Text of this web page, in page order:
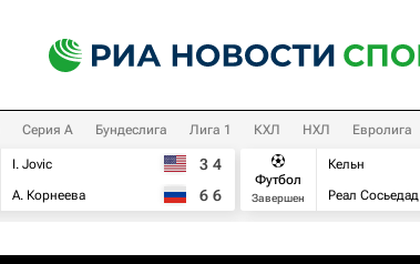
Серия А Бундеслига Лига 1 КХЛ НХЛ Евролига
I. Jovic
А. Корнеева
3 4
6 6
Футбол
Завершен
Кельн
Реал Сосьедад